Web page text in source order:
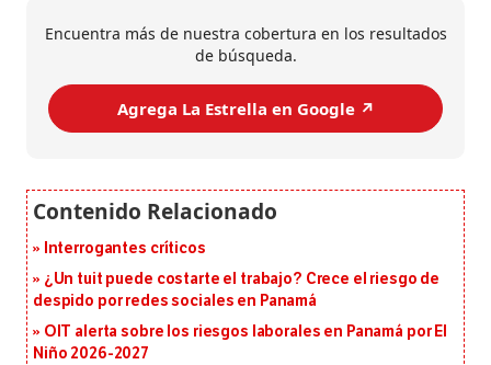
Encuentra más de nuestra cobertura en los resultados
de búsqueda.
Agrega La Estrella en Google ↗️
Interrogantes críticos
¿Un tuit puede costarte el trabajo? Crece el riesgo de
despido por redes sociales en Panamá
OIT alerta sobre los riesgos laborales en Panamá por El
Niño 2026-2027